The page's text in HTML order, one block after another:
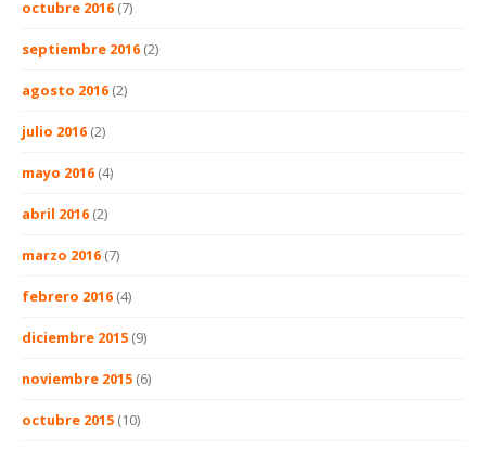
octubre 2016 (7)
septiembre 2016 (2)
agosto 2016 (2)
julio 2016 (2)
mayo 2016 (4)
abril 2016 (2)
marzo 2016 (7)
febrero 2016 (4)
diciembre 2015 (9)
noviembre 2015 (6)
octubre 2015 (10)